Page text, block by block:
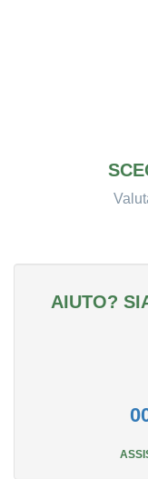
AIUTO?